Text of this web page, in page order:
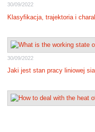
30/09/2022
Klasyfikacja, trajektoria i
30/09/2022
Jaki jest stan pracy liniowej